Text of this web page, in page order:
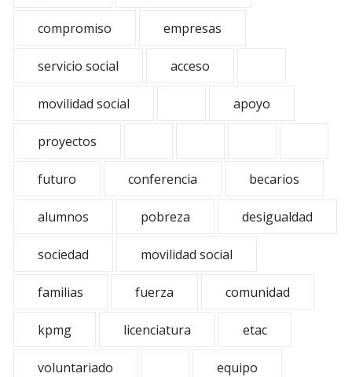
compromiso empresas
servicio social acceso
movilidad social apoyo
proyectos
futuro conferencia becarios
alumnos pobreza desigualdad
sociedad movilidad social
familias fuerza comunidad
kpmg licenciatura etac
voluntariado equipo